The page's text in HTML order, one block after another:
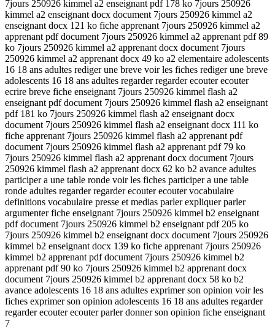
7jours 250926 kimmel a2 enseignant pdf 178 ko 7jours 250926
kimmel a2 enseignant docx document 7jours 250926 kimmel a2
enseignant docx 121 ko fiche apprenant 7jours 250926 kimmel a2
apprenant pdf document 7jours 250926 kimmel a2 apprenant pdf 89
ko 7jours 250926 kimmel a2 apprenant docx document 7jours
250926 kimmel a2 apprenant docx 49 ko a2 elementaire adolescents
16 18 ans adultes rediger une breve voir les fiches rediger une breve
adolescents 16 18 ans adultes regarder regarder ecouter ecouter
ecrire breve fiche enseignant 7jours 250926 kimmel flash a2
enseignant pdf document 7jours 250926 kimmel flash a2 enseignant
pdf 181 ko 7jours 250926 kimmel flash a2 enseignant docx
document 7jours 250926 kimmel flash a2 enseignant docx 111 ko
fiche apprenant 7jours 250926 kimmel flash a2 apprenant pdf
document 7jours 250926 kimmel flash a2 apprenant pdf 79 ko
7jours 250926 kimmel flash a2 apprenant docx document 7jours
250926 kimmel flash a2 apprenant docx 62 ko b2 avance adultes
participer a une table ronde voir les fiches participer a une table
ronde adultes regarder regarder ecouter ecouter vocabulaire
definitions vocabulaire presse et medias parler expliquer parler
argumenter fiche enseignant 7jours 250926 kimmel b2 enseignant
pdf document 7jours 250926 kimmel b2 enseignant pdf 205 ko
7jours 250926 kimmel b2 enseignant docx document 7jours 250926
kimmel b2 enseignant docx 139 ko fiche apprenant 7jours 250926
kimmel b2 apprenant pdf document 7jours 250926 kimmel b2
apprenant pdf 90 ko 7jours 250926 kimmel b2 apprenant docx
document 7jours 250926 kimmel b2 apprenant docx 58 ko b2
avance adolescents 16 18 ans adultes exprimer son opinion voir les
fiches exprimer son opinion adolescents 16 18 ans adultes regarder
regarder ecouter ecouter parler donner son opinion fiche enseignant
7